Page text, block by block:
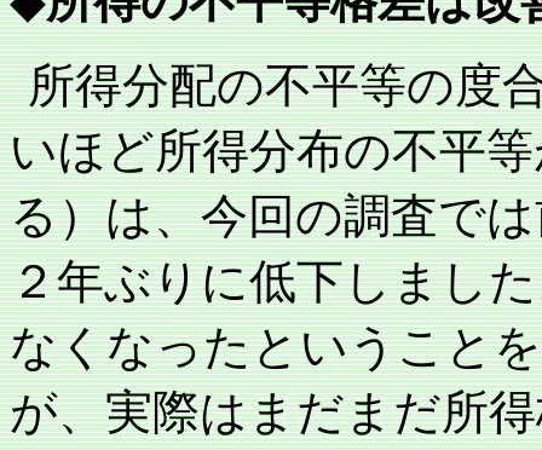
所得分配の不平等の度
いほど所得分布の不平
る）は、今回の調査で
２年ぶりに低下しまし
なくなったということ
が、実際はまだまだ所